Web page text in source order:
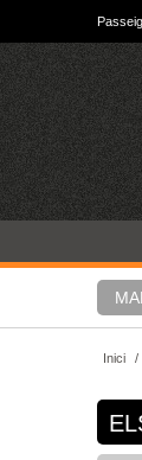
Inici /